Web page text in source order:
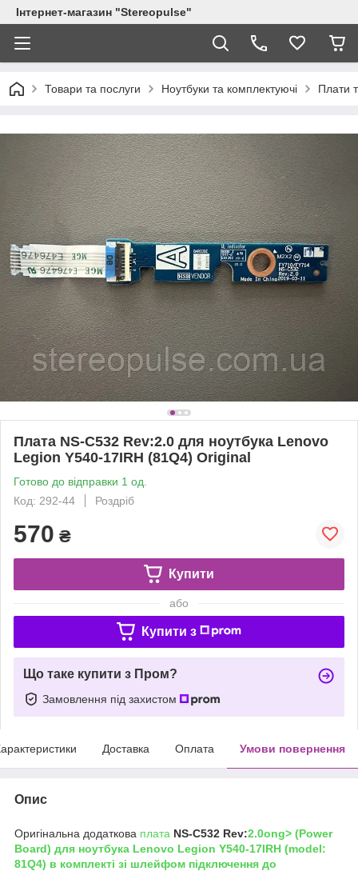
Інтернет-магазин "Stereopulse"
Товари та послуги Ноутбуки та комплектуючі Плати
Плата NS-C532 Rev:2.0 для ноутбука Lenovo
Legion Y540-17IRH (81Q4) Original
Готово до відправки 1 од.
Код: 292-44
Роздріб
570 ₴
Купити
або
Купити з
Що таке купити з Пром?
Замовлення під захистом
Доставка Оплата Умови повернення
Опис
Оригінальна додаткова плата NS-C532 Rev:2.0ong> (Power
Board) для ноутбука Lenovo Legion Y540-17IRH (model:
81Q4) в комплекті зі шлейфом підключення до